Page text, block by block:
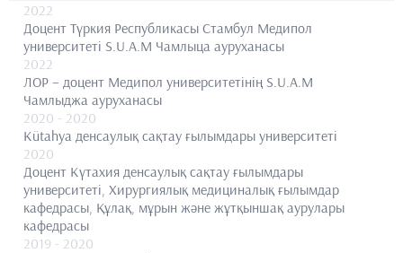
2022
Доцент Түркия Республикасы Стамбул Медипол
университеті S.U.A.M Чамлыца ауруханасы
2022
ЛОР – доцент Медипол университетінің S.U.A.M
Чамлыджа ауруханасы
2020 - 2020
Кütahya денсаулық сақтау ғылымдары университеті
2020
Доцент Күтахия денсаулық сақтау ғылымдары
университеті, Хирургиялық медициналық ғылымдар
кафедрасы, Құлақ, мұрын және жұтқыншақ аурулары
кафедрасы
2019 - 2020